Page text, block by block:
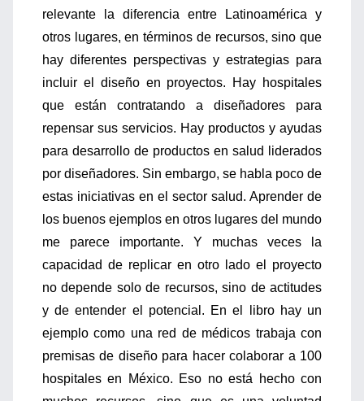
relevante la diferencia entre Latinoamérica y
otros lugares, en términos de recursos, sino que
hay diferentes perspectivas y estrategias para
incluir el diseño en proyectos. Hay hospitales
que están contratando a diseñadores para
repensar sus servicios. Hay productos y ayudas
para desarrollo de productos en salud liderados
por diseñadores. Sin embargo, se habla poco de
estas iniciativas en el sector salud. Aprender de
los buenos ejemplos en otros lugares del mundo
me parece importante. Y muchas veces la
capacidad de replicar en otro lado el proyecto
no depende solo de recursos, sino de actitudes
y de entender el potencial. En el libro hay un
ejemplo como una red de médicos trabaja con
premisas de diseño para hacer colaborar a 100
hospitales en México. Eso no está hecho con